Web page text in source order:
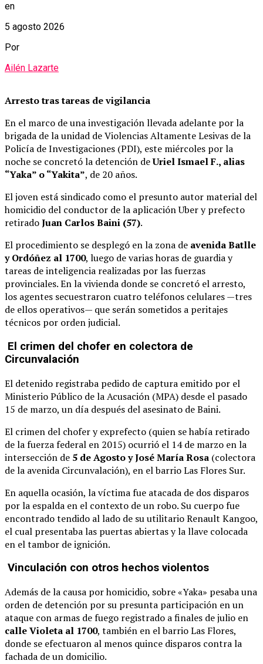
en
5 agosto 2026
Por
Ailén Lazarte
Arresto tras tareas de vigilancia
En el marco de una investigación llevada adelante por la
brigada de la unidad de Violencias Altamente Lesivas de la
Policía de Investigaciones (PDI), este miércoles por la
noche se concretó la detención deUriel Ismael F., alias
“Yaka” o “Yakita”, de 20 años.
El joven está sindicado como el presunto autor material del
homicidio del conductor de la aplicación Uber y prefecto
retiradoJuan Carlos Baini (57).
El procedimiento se desplegó en la zona de avenida Batlle
y Ordóñez al 1700, luego de varias horas de guardia y
tareas de inteligencia realizadas por las fuerzas
provinciales. En la vivienda donde se concretó el arresto,
los agentes secuestraron cuatro teléfonos celulares —tres
de ellos operativos— que serán sometidos a peritajes
técnicos por orden judicial.
El crimen del chofer en colectora de
Circunvalación
El detenido registraba pedido de captura emitido por el
Ministerio Público de la Acusación (MPA) desde el pasado
15 de marzo, un día después del asesinato de Baini.
El crimen del chofer y exprefecto (quien se había retirado
de la fuerza federal en 2015) ocurrió el 14 de marzo en la
intersección de 5 de Agosto y José María Rosa (colectora
de la avenida Circunvalación), en el barrio Las Flores Sur.
En aquella ocasión, la víctima fue atacada de dos disparos
por la espalda en el contexto de un robo. Su cuerpo fue
encontrado tendido al lado de su utilitario Renault Kangoo,
el cual presentaba las puertas abiertas y la llave colocada
en el tambor de ignición.
Vinculación con otros hechos violentos
Además de la causa por homicidio, sobre «Yaka» pesaba una
orden de detención por su presunta participación en un
ataque con armas de fuego registrado a finales de julio en
calle Violeta al 1700, también en el barrio Las Flores,
donde se efectuaron al menos quince disparos contra la
fachada de un domicilio.